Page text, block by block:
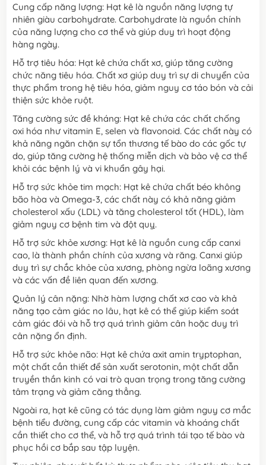
Cung cấp năng lượng: Hạt kê là nguồn năng lượng tự
nhiên giàu carbohydrate. Carbohydrate là nguồn chính
của năng lượng cho cơ thể và giúp duy trì hoạt động
hàng ngày.
Hỗ trợ tiêu hóa: Hạt kê chứa chất xơ, giúp tăng cường
chức năng tiêu hóa. Chất xơ giúp duy trì sự di chuyển của
thực phẩm trong hệ tiêu hóa, giảm nguy cơ táo bón và cải
thiện sức khỏe ruột.
Tăng cường sức đề kháng: Hạt kê chứa các chất chống
oxi hóa như vitamin E, selen và flavonoid. Các chất này có
khả năng ngăn chặn sự tổn thương tế bào do các gốc tự
do, giúp tăng cường hệ thống miễn dịch và bảo vệ cơ thể
khỏi các bệnh lý và vi khuẩn gây hại.
Hỗ trợ sức khỏe tim mạch: Hạt kê chứa chất béo không
bão hòa và Omega-3, các chất này có khả năng giảm
cholesterol xấu (LDL) và tăng cholesterol tốt (HDL), làm
giảm nguy cơ bệnh tim và đột quỵ.
Hỗ trợ sức khỏe xương: Hạt kê là nguồn cung cấp canxi
cao, là thành phần chính của xương và răng. Canxi giúp
duy trì sự chắc khỏe của xương, phòng ngừa loãng xương
và các vấn đề liên quan đến xương.
Quản lý cân nặng: Nhờ hàm lượng chất xơ cao và khả
năng tạo cảm giác no lâu, hạt kê có thể giúp kiểm soát
cảm giác đói và hỗ trợ quá trình giảm cân hoặc duy trì
cân nặng ổn định.
Hỗ trợ sức khỏe não: Hạt kê chứa axit amin tryptophan,
một chất cần thiết để sản xuất serotonin, một chất dẫn
truyền thần kinh có vai trò quan trọng trong tăng cường
tâm trạng và giảm căng thẳng.
Ngoài ra, hạt kê cũng có tác dụng làm giảm nguy cơ mắc
bệnh tiểu đường, cung cấp các vitamin và khoáng chất
cần thiết cho cơ thể, và hỗ trợ quá trình tái tạo tế bào và
phục hồi cơ bắp sau tập luyện.